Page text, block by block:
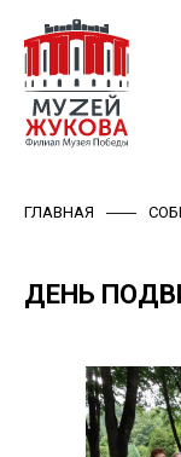
ГЛАВНАЯ
ДЕНЬ